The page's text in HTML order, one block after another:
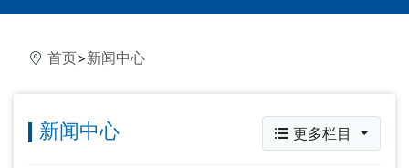
首页>新闻中心
新闻中心 更多栏目